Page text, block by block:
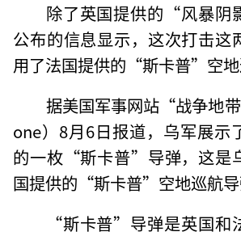
除了英国提供的“风暴阴
公布的信息显示，这次打击这
用了法国提供的“斯卡普”空地
据美国军事网站“战争地
one）8月6日报道，乌军展示
的一枚“斯卡普”导弹，这是
国提供的“斯卡普”空地巡航导
“斯卡普”导弹是英国和